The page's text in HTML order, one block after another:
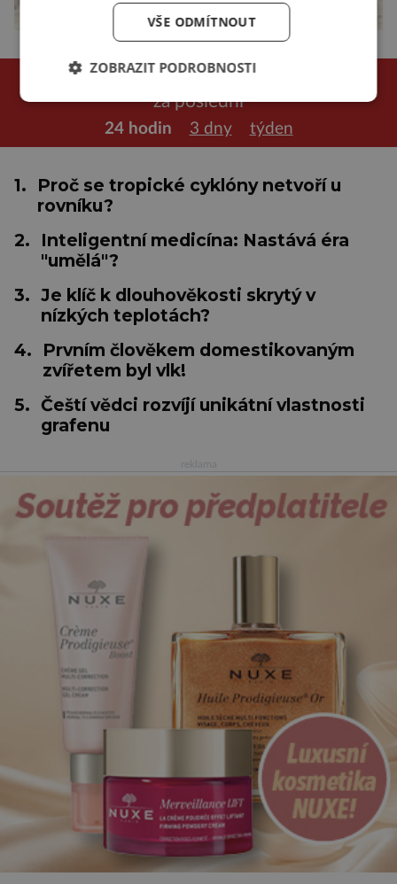
NEJČTENĚJŠÍ ČLÁNKY
za poslední
24 hodin 3 dny týden
1.
Proč se tropické cyklóny netvoří u
rovníku?
2.
Inteligentní medicína: Nastává éra
"umělá"?
3. Je klíč k dlouhověkosti skrytý v
nízkých teplotách?
4.
Prvním člověkem domestikovaným
zvířetem byl vlk!
5. Čeští vědci rozvíjí unikátní vlastnosti
grafenu
VŠE ODMÍTNOUT
ZOBRAZIT PODROBNOSTI